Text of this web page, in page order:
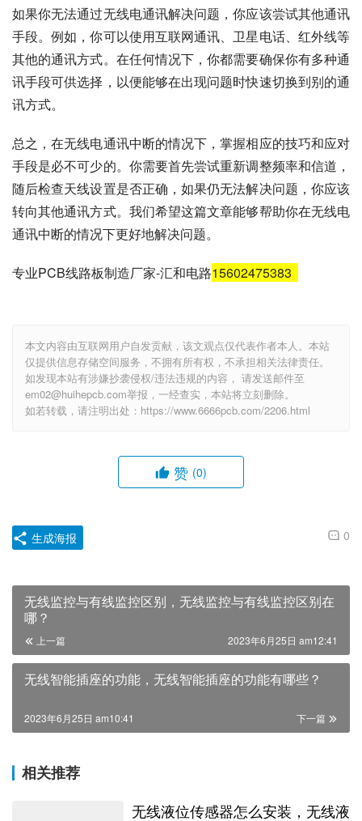
如果你无法通过无线电通讯解决问题，你应该尝试其他通讯
手段。例如，你可以使用互联网通讯、卫星电话、红外线等
其他的通讯方式。在任何情况下，你都需要确保你有多种通
讯手段可供选择，以便能够在出现问题时快速切换到别的通
讯方式。
总之，在无线电通讯中断的情况下，掌握相应的技巧和应对
手段是必不可少的。你需要首先尝试重新调整频率和信道，
随后检查天线设置是否正确，如果仍无法解决问题，你应该
转向其他通讯方式。我们希望这篇文章能够帮助你在无线电
通讯中断的情况下更好地解决问题。
专业PCB线路板制造厂家-汇和电路15602475383
本文内容由互联网用户自发贡献，该文观点仅代表作者本人。本站
仅提供信息存储空间服务，不拥有所有权，不承担相关法律责任。
如发现本站有涉嫌抄袭侵权/违法违规的内容， 请发送邮件至
em02@huihepcb.com举报，一经查实，本站将立刻删除。
如若转载，请注明出处：https://www.6666pcb.com/2206.html
赞 (0)
0
生成海报
无线监控与有线监控区别，无线监控与有线监控区别在
哪？
上一篇 2023年6月25日 am12:41
无线智能插座的功能，无线智能插座的功能有哪些？
下一篇
2023年6月25日 am10:41
相关推荐
无线液位传感器怎么安装，无线液